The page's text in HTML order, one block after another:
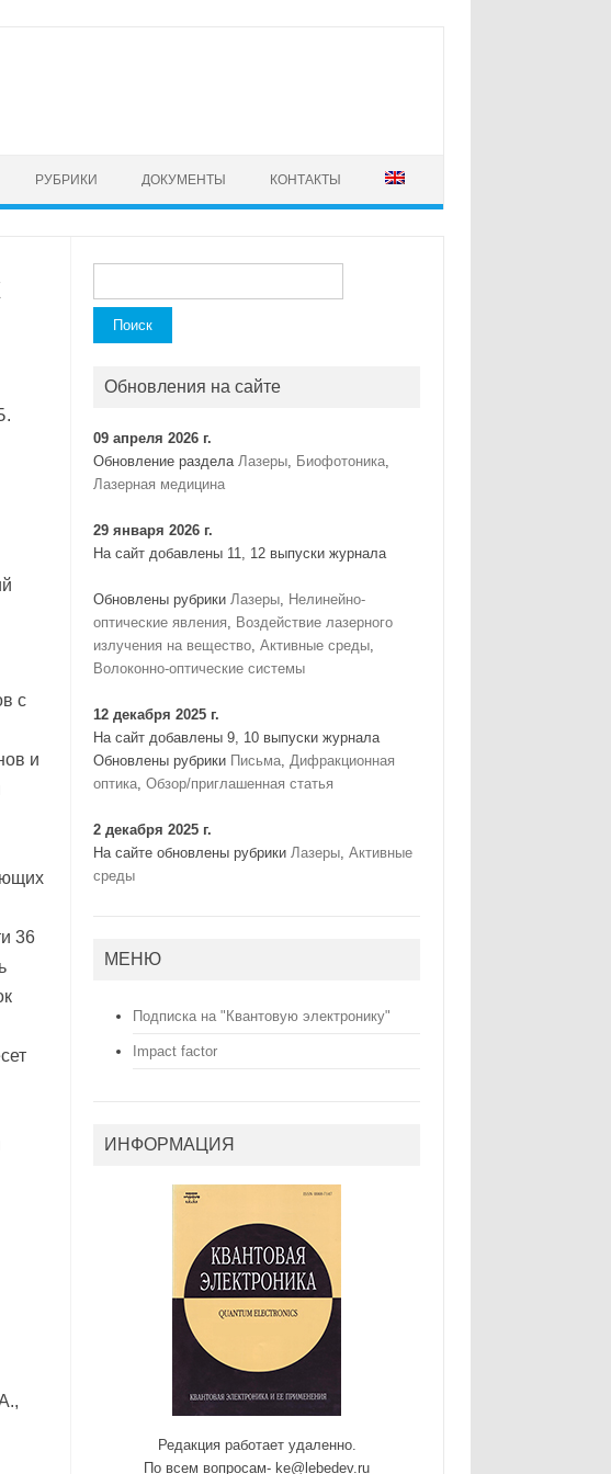
РУБРИКИ ДОКУМЕНТЫ КОНТАКТЫ
с
и
36
Обновления на сайте
09 апреля 2026 г.
Обновление разделаЛазеры, Биофотоника,
Лазерная медицина
29 января 2026 г.
На сайт добавлены 11, 12 выпуски журнала
Обновлены рубрикиЛазеры, Нелинейно-
оптические явления, Воздействие лазерного
излучения на вещество,Активные среды,
Волоконно-оптические системы
12 декабря 2025 г.
На сайт добавлены 9, 10 выпуски журнала
Обновлены рубрики Письма,Дифракционная
оптика,Обзор/приглашенная статья
2 декабря 2025 г.
На сайте обновлены рубрикиЛазеры,Активные
среды
МЕНЮ
Подписка на "Квантовую электронику"
Impact factor
ИНФОРМАЦИЯ
Редакция работает удаленно.
По всем вопросам- ke@lebedev.ru